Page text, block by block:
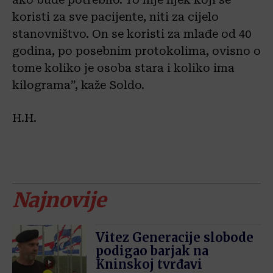
koristi za sve pacijente, niti za cijelo
stanovništvo. On se koristi za mlađe od 40
godina, po posebnim protokolima, ovisno o
tome koliko je osoba stara i koliko ima
kilograma”, kaže Soldo.
H.H.
Najnovije
Vitez Generacije slobode
podigao barjak na
Kninskoj tvrđavi